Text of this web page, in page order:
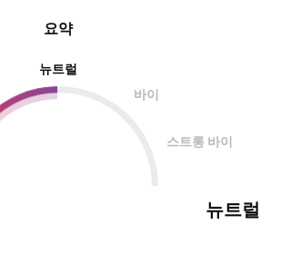
요약
뉴트럴
바이
스트롱 바이
뉴트럴